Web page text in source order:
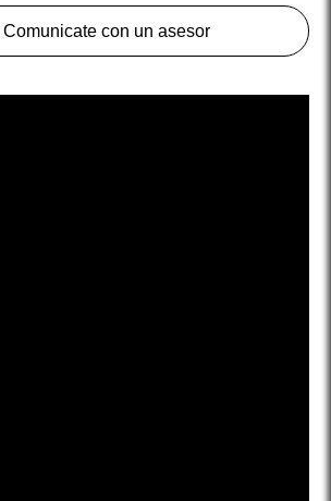
Comunicate con un asesor